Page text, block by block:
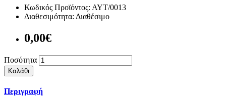
Κωδικός Προϊόντος: ΑΥΤ/0013
Διαθεσιμότητα: Διαθέσιμο
0,00€
Ποσότητα
Καλάθι
Περιγραφή